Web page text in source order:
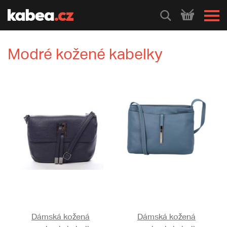
HLEDEJ
Modré kožené kabelky
Dámská kožená
Dámská kožená